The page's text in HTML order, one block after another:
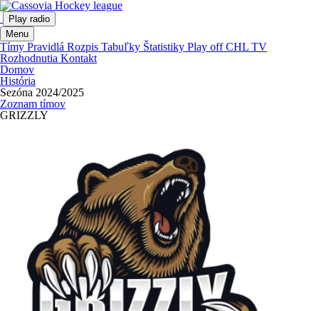
Play radio
Menu
Tímy Pravidlá Rozpis Tabuľky Štatistiky Play offCHL TV
Rozhodnutia Kontakt
Domov
História
Sezóna 2024/2025
Zoznam tímov
GRIZZLY